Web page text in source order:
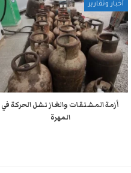
أخبار وتقارير
أزمة المشتقات والغاز تشل الحركة في
المهرة ​